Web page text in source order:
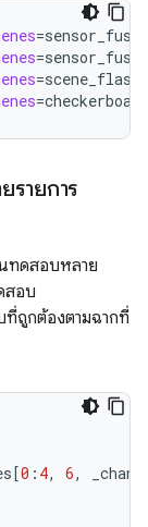
=
=
=
=checkerboard
ายการ
ดสอบหลาย
สอบ
ถูกต้องตามฉากที่
[0 : 4, 6,